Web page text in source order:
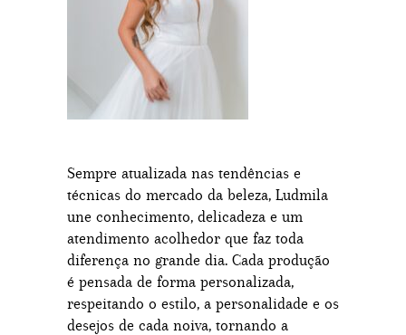
Sempre atualizada nas tendências e
técnicas do mercado da beleza, Ludmila
une conhecimento, delicadeza e um
atendimento acolhedor que faz toda
diferença no grande dia. Cada produção
é pensada de forma personalizada,
respeitando o estilo, a personalidade e os
desejos de cada noiva, tornando a